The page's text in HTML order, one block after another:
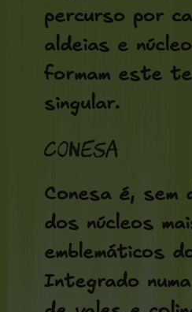
percurso por
aldeias e
formam este
singular.
Conesa
Conesa é, sem
dos núcleos
emblemáticos
Integrado